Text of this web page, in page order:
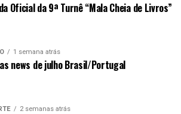
Oficial da 9ª Turnê “Mala Cheia de Livros”
1 semana atrás
news de julho Brasil/Portugal
2 semanas atrás